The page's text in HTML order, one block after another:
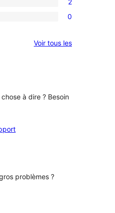
0
Voir tous lesavis
à dire ? Besoin
problèmes ?